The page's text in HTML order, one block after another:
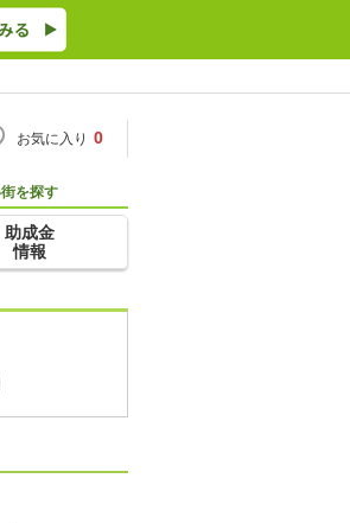
お気に入り 0
を探す
助成金
情報